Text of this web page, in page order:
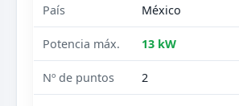
País México
Potencia máx. 13 kW
Nº de puntos 2